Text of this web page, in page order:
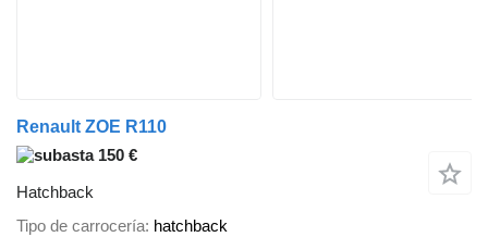
Renault ZOE R110
150 €
Hatchback
Tipo de carrocería hatchback